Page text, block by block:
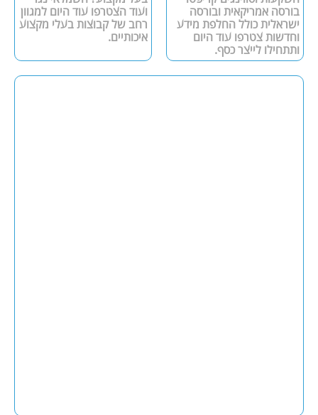
בורסה אמריקאית ובורסה
ישראלית כולל החלפת מידע
וחדשות צטרפו עוד היום
ותתחילו לייצר כסף.
ועוד הצטרפו עוד היום למגוון
רחב של קבוצות בעלי מקצוע
איכותיים.